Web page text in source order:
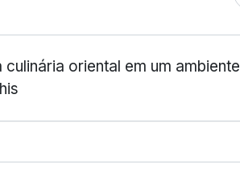
oriental em um ambiente